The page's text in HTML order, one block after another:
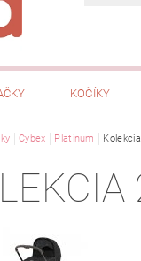
KOČÍKY
Cybex Platinum